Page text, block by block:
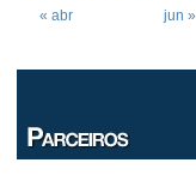
« abr jun »